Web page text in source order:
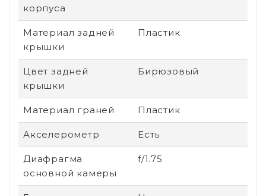
корпуса
Материал задней
крышки
Пластик
Цвет задней
крышки
Бирюзовый
Материал граней Пластик
Акселерометр Есть
Диафрагма
основной камеры
f/1.75